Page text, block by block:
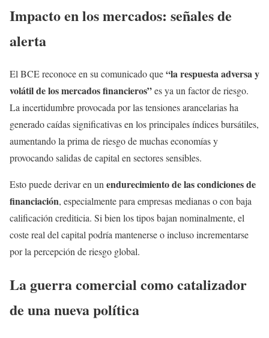
Impacto en los mercados: señales de
alerta
El BCE reconoce en su comunicado que“la respuesta adversa y
volátil de los mercados financieros”es ya un factor de riesgo.
La incertidumbre provocada por las tensiones arancelarias ha
generado caídas significativas en los principales índices bursátiles,
aumentando la prima de riesgo de muchas economías y
provocando salidas de capital en sectores sensibles.
Esto puede derivar en un endurecimiento de las condiciones de
financiación, especialmente para empresas medianas o con baja
calificación crediticia. Si bien los tipos bajan nominalmente, el
coste real del capital podría mantenerse o incluso incrementarse
por la percepción de riesgo global.
La guerra comercial como catalizador
de una nueva política